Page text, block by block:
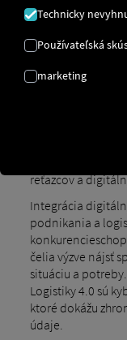
predpokladom
ako Priemysel
prepojené stroje
a integráciu
prepojenie a
prostredníctvom
reťazcov a
Integrácia
podnikania a
čelia výzve nájsť
situáciu a
Logistiky 4.0 sú
ktoré dokážu
údaje.
Technicky
Používateľská
marketing